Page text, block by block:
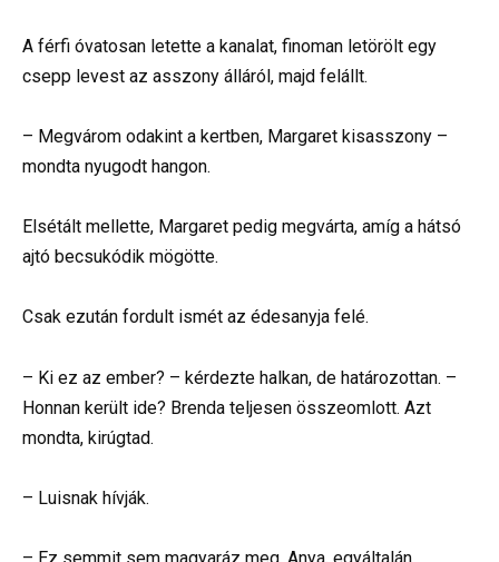
A férfi óvatosan letette a kanalat, finoman letörölt egy
csepp levest az asszony álláról, majd felállt.
– Megvárom odakint a kertben, Margaret kisasszony –
mondta nyugodt hangon.
Elsétált mellette, Margaret pedig megvárta, amíg a hátsó
ajtó becsukódik mögötte.
Csak ezután fordult ismét az édesanyja felé.
– Ki ez az ember? – kérdezte halkan, de határozottan. –
Honnan került ide? Brenda teljesen összeomlott. Azt
mondta, kirúgtad.
– Luisnak hívják.